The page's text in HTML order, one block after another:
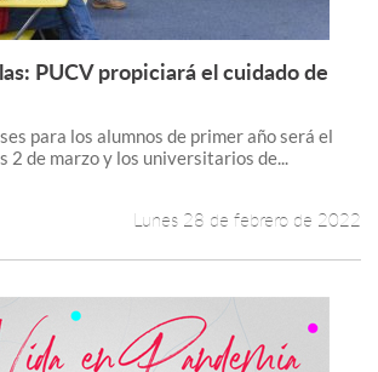
Leer más +
PUCV propiciará el cuidado de
para los alumnos de primer año será el
2 de marzo y los universitarios de...
Lunes 28 de febrero de 2022